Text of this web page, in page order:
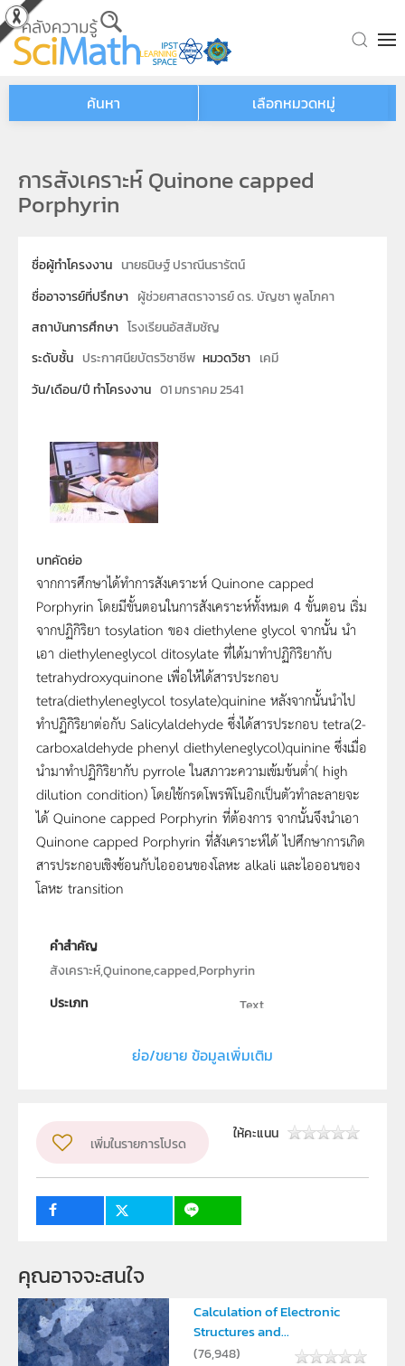
Skip to main content
ค้นหา เลือกหมวดหมู่
การสังเคราะห์ Quinone capped
Porphyrin
ชื่อผู้ทำโครงงาน นายธนิษฐ์ ปราณีนรารัตน์
ชื่ออาจารย์ที่ปรึกษา ผู้ช่วยศาสตราจารย์ ดร. บัญชา พูลโภคา
สถาบันการศึกษา โรงเรียนอัสสัมชัญ
ระดับชั้น ประกาศนียบัตรวิชาชีพ หมวดวิชา เคมี
วัน/เดือน/ปี ทำโครงงาน 01 มกราคม 2541
บทคัดย่อ
จากการศึกษาได้ทำการสังเคราะห์ Quinone capped
Porphyrin โดยมีขั้นตอนในการสังเคราะห์ทั้งหมด 4 ขั้นตอน เริ่ม
จากปฏิกิริยา tosylation ของ diethylene glycol จากนั้น นำ
เอา diethyleneglycol ditosylate ที่ได้มาทำปฏิกิริยากับ
tetrahydroxyquinone เพื่อให้ได้สารประกอบ
tetra(diethyleneglycol tosylate)quinine หลังจากนั้นนำไป
ทำปฏิกิริยาต่อกับ Salicylaldehyde ซึ่งได้สารประกอบ tetra(2-
carboxaldehyde phenyl diethyleneglycol)quinine ซึ่งเมื่อ
นำมาทำปฏิกิริยากับ pyrrole ในสภาวะความเข้มข้นต่ำ( high
dilution condition) โดยใช้กรดโพรพิโนอิกเป็นตัวทำละลายจะ
ได้ Quinone capped Porphyrin ที่ต้องการ จากนั้นจึงนำเอา
Quinone capped Porphyrin ที่สังเคราะห์ได้ ไปศึกษาการเกิด
สารประกอบเชิงซ้อนกับไอออนของโลหะ alkali และไอออนของ
โลหะ transition
คำสำคัญ
สังเคราะห์,Quinone,capped,Porphyrin
ประเภท
Text
สถาบันส่งเสริมการสอนวิทยาศาสตร์และเทคโนโลยี
กลุ่มเป้าหมาย
ครู, นักเรียน, บุคคลทั่วไป
ย่อ/ขยาย ข้อมูลเพิ่มเติม
เพิ่มในรายการโปรด
ให้คะแนน
คุณอาจจะสนใจ
Calculation of Electronic
Structures and...
(76,948)